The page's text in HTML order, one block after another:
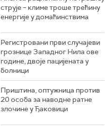
струје – климе троше трећину
енергије у домаћинствима
Регистровани први случајеви
грознице Западног Нила ове
године, двоје пацијената у
болници
Приштина, оптужница против
20 особа за наводне ратне
злочине у Ђаковици